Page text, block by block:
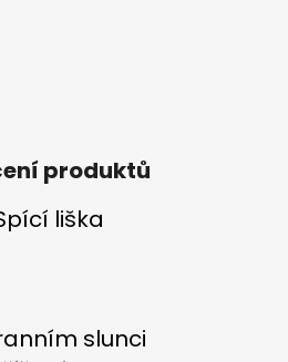
produktů
liška
je 5 z 5 hvězdiček.
slunci